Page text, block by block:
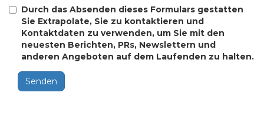
Durch das Absenden dieses Formulars gestatten
Sie Extrapolate, Sie zu kontaktieren und
Kontaktdaten zu verwenden, um Sie mit den
neuesten Berichten, PRs, Newslettern und
anderen Angeboten auf dem Laufenden zu halten.
Senden